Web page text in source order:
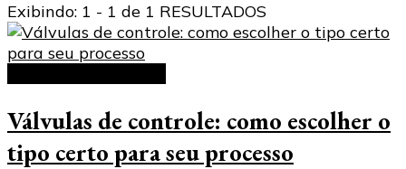
Exibindo: 1 - 1 de 1 RESULTADOS
Válvulas de controle: como escolher o
tipo certo para seu processo